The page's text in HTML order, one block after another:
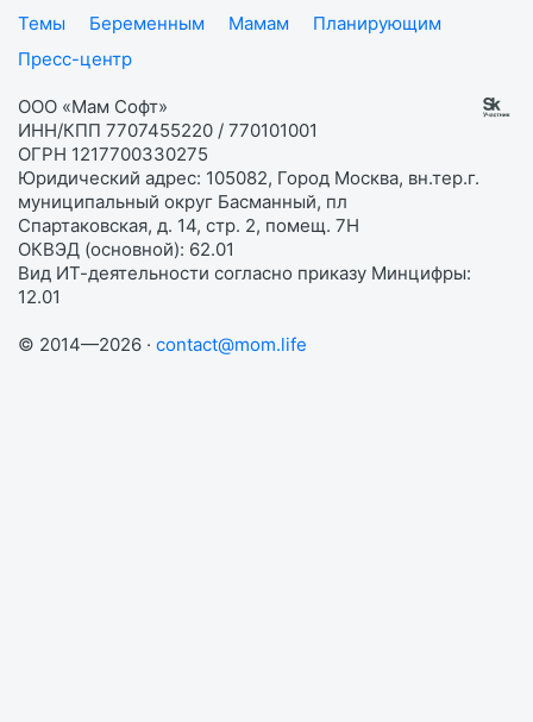
Темы
Беременным Мамам
Планирующим
Пресс-центр
ООО «Мам Софт»
ИНН/КПП 7707455220 / 770101001
ОГРН 1217700330275
Юридический адрес: 105082, Город Москва, вн.тер.г.
муниципальный округ Басманный, пл
Спартаковская, д. 14, стр. 2, помещ. 7Н
ОКВЭД (основной): 62.01
Вид ИТ-деятельности согласно приказу Минцифры:
12.01
© 2014—2026 · contact@mom.life